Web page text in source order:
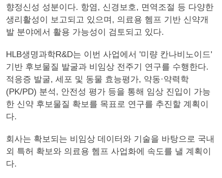
향정신성 성분이다. 항염, 신경보호, 면역조절 등 다양한
생리활성이 보고되고 있으며, 의료용 헴프 기반 신약개
발 분야에서 활용 가능성이 검토되고 있다.
HLB생명과학R&D는 이번 사업에서 '미량 칸나비노이드'
기반 후보물질 발굴과 비임상 전주기 연구를 수행한다.
적응증 발굴, 세포 및 동물 효능평가, 약동·약력학
(PK/PD) 분석, 안전성 평가 등을 통해 임상 진입이 가능
한 신약 후보물질 확보를 목표로 연구를 추진할 계획이
다.
회사는 확보되는 비임상 데이터와 기술을 바탕으로 국내
외 특허 확보와 의료용 헴프 사업화에 속도를 낼 계획이
다.